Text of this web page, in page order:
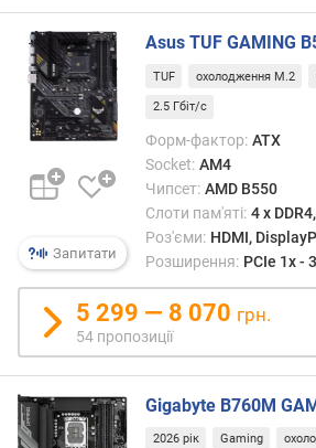
D
R
4
(
с
о
т
(
і
)
D
R
Запитати
Asus TUF GAMING
TUF охолодження M.2
2.5 Гбіт/с
Форм-фактор: ATX
Socket: AM4
Чипсет: AMD B550
Слоти пам'яті: 4 х
Роз'єми: HDMI,
Розширення: PCIe 1x -
5 299 — 8 070 грн.
54 пропозиції
Gigabyte B760M
2026 рік Gaming